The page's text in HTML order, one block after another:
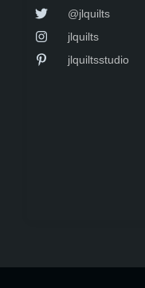
@jlquilts
jlquilts
jlquiltsstudio